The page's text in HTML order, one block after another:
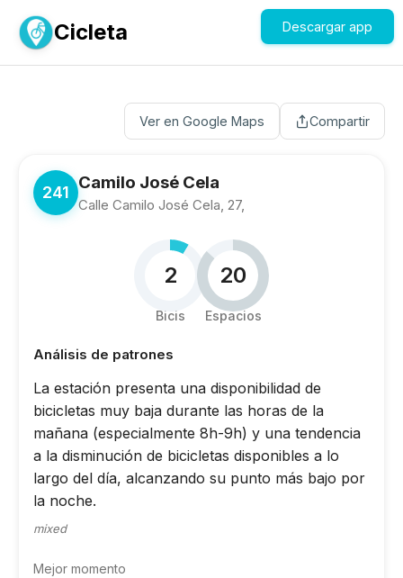
Cicleta Descargar app
Ver en Google Maps Compartir
241 Camilo José Cela
Calle Camilo José Cela, 27,
2
Bicis
20
Espacios
Análisis de patrones
La estación presenta una disponibilidad de
bicicletas muy baja durante las horas de la
mañana (especialmente 8h-9h) y una tendencia
a la disminución de bicicletas disponibles a lo
largo del día, alcanzando su punto más bajo por
la noche.
mixed
Mejor momento